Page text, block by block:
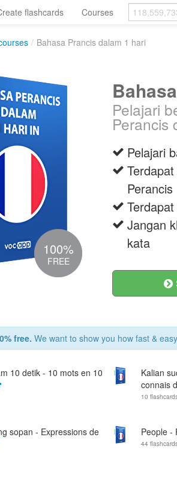
flashcards Courses
/ Bahasa Prancis dalam 1 hari
100%
FREE
Pelajari
Perancis
Pelajari
Perancis
Jangan
kata
free. We want to show you how fast &
10 detik - 10 mots en 10
Kalian
connais
10
sopan - Expressions de
People -
44